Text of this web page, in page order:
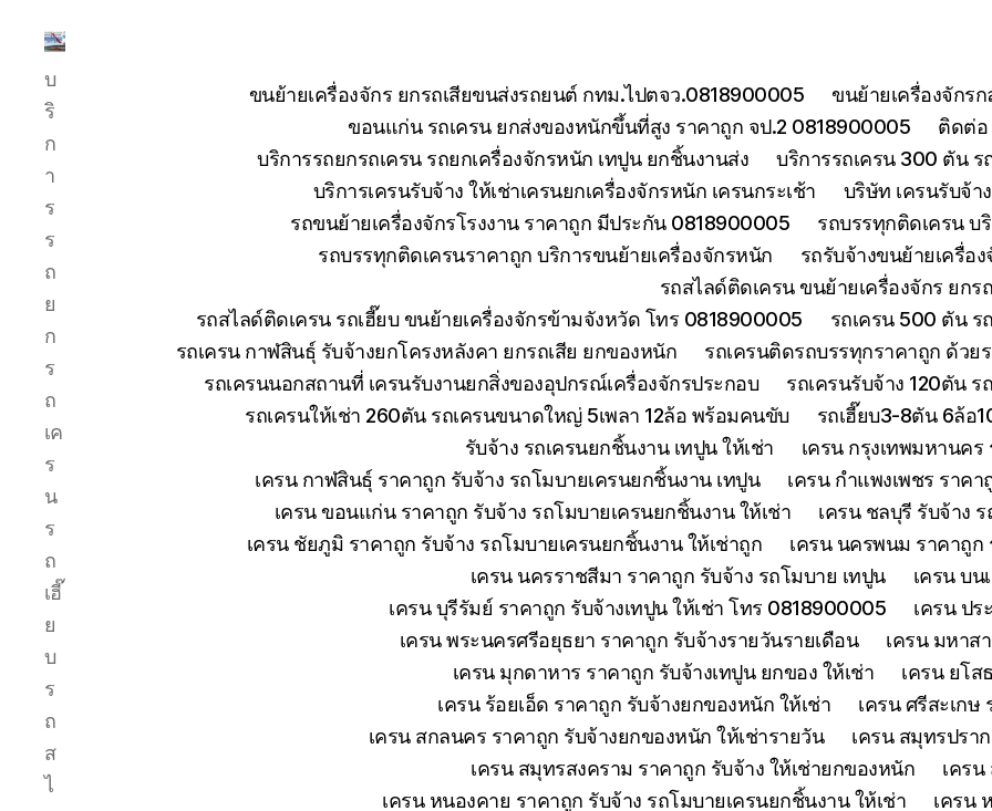
รถ
ยก
รถ
รถ
เฮี๊ยบ
รถ
ขนส่ง
เครื่องจักร
โทร
บ
ริ
ก
า
ร
ร
ถ
ย
ก
ร
ถ
เค
ร
น
ร
ถ
เฮี๊
ย
บ
ร
ถ
ส
ไ
ขนย้ายเครื่องจักร ยกรถเสียขนส่งรถยนต์ กทม.ไปตจว.0818900005
ขนย้ายเครื่องจักร
ขอนแก่น รถเครน ยกส่งของหนักขึ้นที่สูง ราคาถูก จป.2 0818900005
ติดต่อ
บริการรถยกรถเครน รถยกเครื่องจักรหนัก เทปูน ยกชิ้นงานส่ง
บริการรถเครน 300 ตัน ร
บริการเครนรับจ้าง ให้เช่าเครนยกเครื่องจักรหนัก เครนกระเช้า
บริษัท เครนรับจ้า
รถขนย้ายเครื่องจักรโรงงาน ราคาถูก มีประกัน 0818900005
รถบรรทุกติดเครน บ
รถบรรทุกติดเครนราคาถูก บริการขนย้ายเครื่องจักรหนัก
รถรับจ้างขนย้ายเครื่อ
รถสไลด์ติดเครน ขนย้ายเครื่องจักร ยก
รถสไลด์ติดเครน รถเฮี๊ยบ ขนย้ายเครื่องจักรข้ามจังหวัด โทร 0818900005
รถเครน 500 ตัน ร
รถเครน กาฬสินธุ์ รับจ้างยกโครงหลังคา ยกรถเสีย ยกของหนัก
รถเครนติดรถบรรทุกราคาถูก ด้ว
รถเครนนอกสถานที่ เครนรับงานยกสิ่งของอุปกรณ์เครื่องจักรประกอบ
รถเครนรับจ้าง 120ตัน
รถเครนให้เช่า 260ตัน รถเครนขนาดใหญ่ 5เพลา 12ล้อ พร้อมคนขับ
รถเฮี๊ยบ3-8ตัน 6ล้อ
รับจ้าง รถเครนยกชิ้นงาน เทปูน ให้เช่า
เครน กรุงเทพมหานคร
เครน กาฬสินธุ์ ราคาถูก รับจ้าง รถโมบายเครนยกชิ้นงาน เทปูน
เครน กำแพงเพชร ราค
เครน ขอนแก่น ราคาถูก รับจ้าง รถโมบายเครนยกชิ้นงาน ให้เช่า
เครน ชลบุรี รับจ้าง
เครน ชัยภูมิ ราคาถูก รับจ้าง รถโมบายเครนยกชิ้นงาน ให้เช่าถูก
เครน นครพนม ราคาถูก
เครน นครราชสีมา ราคาถูก รับจ้าง รถโมบาย เทปูน
เครน บน
เครน บุรีรัมย์ ราคาถูก รับจ้างเทปูน ให้เช่า โทร 0818900005
เครน ปร
เครน พระนครศรีอยุธยา ราคาถูก รับจ้างรายวันรายเดือน
เครน มหาส
เครน มุกดาหาร ราคาถูก รับจ้างเทปูน ยกของ ให้เช่า
เครน ยโส
เครน ร้อยเอ็ด ราคาถูก รับจ้างยกของหนัก ให้เช่า
เครน ศรีสะเกษ
เครน สกลนคร ราคาถูก รับจ้างยกของหนัก ให้เช่ารายวัน
เครน สมุทรปรา
เครน สมุทรสงคราม ราคาถูก รับจ้าง ให้เช่ายกของหนัก
เครน
เครน หนองคาย ราคาถูก รับจ้าง รถโมบายเครนยกชิ้นงาน ให้เช่า
เครน